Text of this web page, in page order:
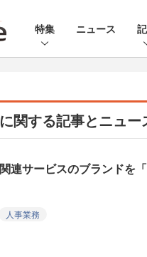
特集 ニュース
関する記事とニュー
連サービスのブランドを
人事業務